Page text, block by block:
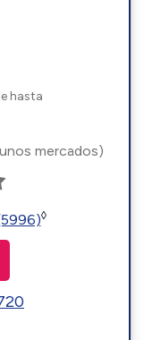
hasta
mercados)
◊